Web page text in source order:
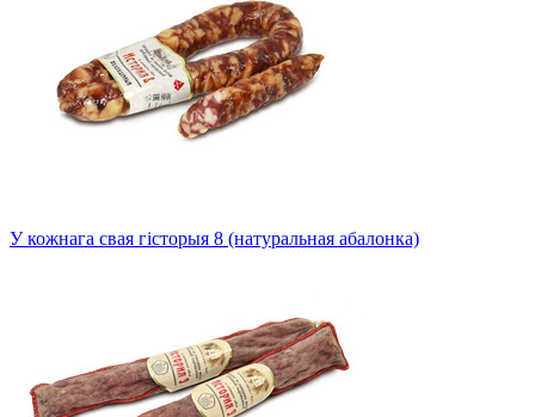
У кожнага свая гісторыя 8 (натуральная абалонка)